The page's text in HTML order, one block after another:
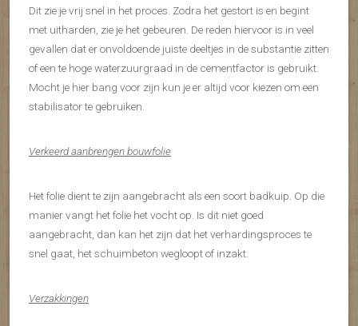
Dit zie je vrij snel in het proces. Zodra het gestort is en begint
met uitharden, zie je het gebeuren. De reden hiervoor is in veel
gevallen dat er onvoldoende juiste deeltjes in de substantie zitten
of een te hoge waterzuurgraad in de cementfactor is gebruikt.
Mocht je hier bang voor zijn kun je er altijd voor kiezen om een
stabilisator te gebruiken.
Verkeerd aanbrengen bouwfolie
Het folie dient te zijn aangebracht als een soort badkuip. Op die
manier vangt het folie het vocht op. Is dit niet goed
aangebracht, dan kan het zijn dat het verhardingsproces te
snel gaat, het schuimbeton wegloopt of inzakt.
Verzakkingen